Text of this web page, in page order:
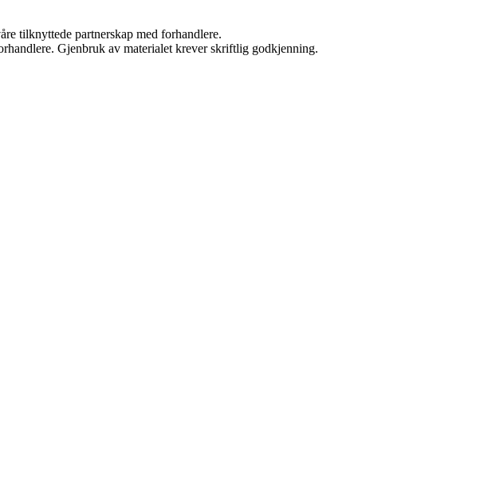
tilknyttede partnerskap med forhandlere.
Gjenbruk av materialet krever skriftlig godkjenning.